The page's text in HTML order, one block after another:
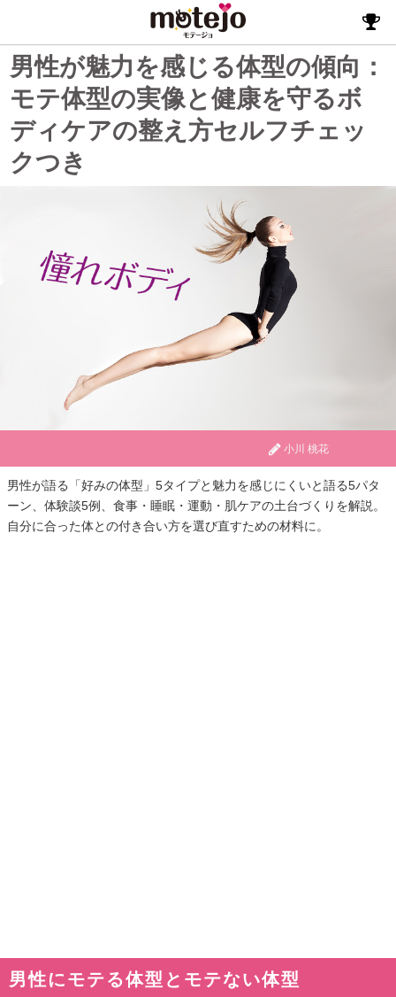
男性が魅力を感じる体型の傾向：
モテ体型の実像と健康を守るボ
ディケアの整え方セルフチェッ
クつき
小川 桃花
男性が語る「好みの体型」5タイプと魅力を感じにくいと語る5パタ
ーン、体験談5例、食事・睡眠・運動・肌ケアの土台づくりを解説。
自分に合った体との付き合い方を選び直すための材料に。
男性にモテる体型とモテない体型